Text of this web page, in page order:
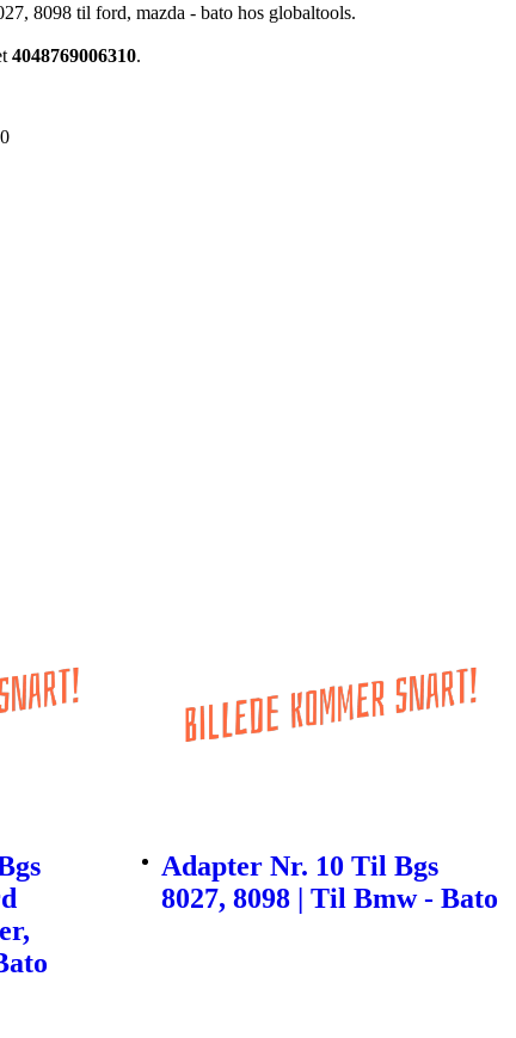
8098 til ford, mazda - bato hos globaltools.
4048769006310.
Adapter Nr. 10 Til Bgs
8027, 8098 | Til Bmw - Bato